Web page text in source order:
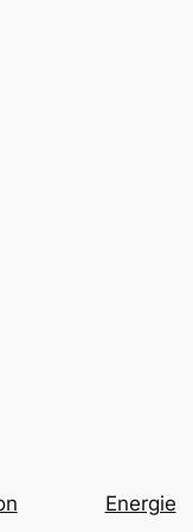
Energie